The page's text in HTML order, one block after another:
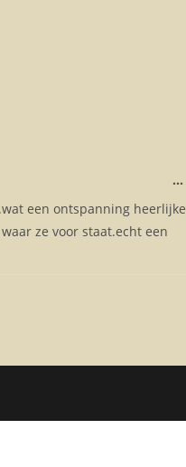
een ontspanning heerlijke
ze voor staat.echt een
...